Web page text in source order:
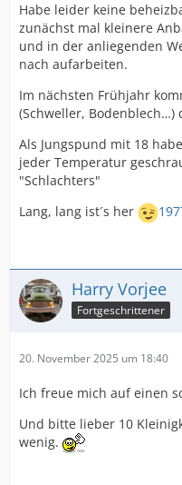
Habe leider keine
zunächst mal kleinere
und in der anliegenden
nach aufarbeiten.
Im nächsten Frühjahr
(Schweller, Bodenblech…)
Als Jungspund mit 18
jeder Temperatur
"Schlachters"
Lang, lang ist´s her
Harry Vorjee
Fortgeschrittener
20. November 2025 um 18:40
Ich freue mich auf einen
Und bitte lieber 10
wenig.